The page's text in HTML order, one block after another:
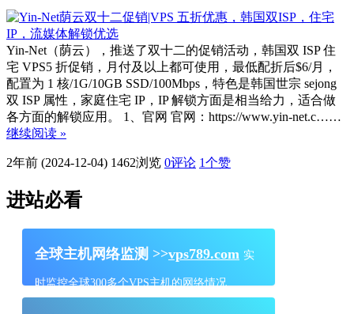
Yin-Net（荫云），推送了双十二的促销活动，韩国双 ISP 住
宅 VPS5 折促销，月付及以上都可使用，最低配折后$6/月，
配置为 1 核/1G/10GB SSD/100Mbps，特色是韩国世宗 sejong
双 ISP 属性，家庭住宅 IP，IP 解锁方面是相当给力，适合做
各方面的解锁应用。 1、官网 官网：https://www.yin-net.c……
继续阅读 »
2年前 (2024-12-04) 1462浏览 0评论 1个赞
进站必看
全球主机网络监测 >>vps789.com 实
时监控全球300多个VPS主机的网络情况